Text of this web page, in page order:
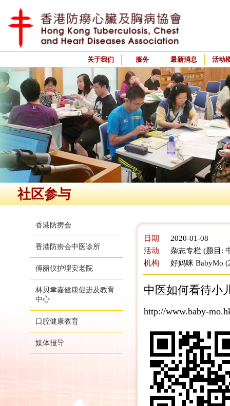
关于我们 服务 最新消息 活动
社区参与
香港防痨会
香港防痨会中医诊所
傅丽仪护理安老院
林贝聿嘉健康促进及教育
中心
口腔健康教育
媒体报导
日期
2020-01-08
活动
杂志专栏 (题目:
机构
好妈咪 BabyMo
中医如何看待小
http://www.baby-